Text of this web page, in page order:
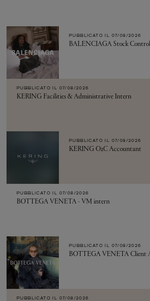
PUBBLICATO IL 07/08/2026
BALENCIAGA Stock
PUBBLICATO IL 07/08/2026
KERING Facilities & Administrative Intern
PUBBLICATO IL 07/08/2026
KERING O2C Accountant
PUBBLICATO IL 07/08/2026
BOTTEGA VENETA - VM intern
PUBBLICATO IL 07/08/2026
BOTTEGA VENETA Client
PUBBLICATO IL 07/08/2026